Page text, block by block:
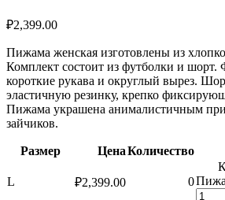
₽2,399.00
Пижама женская изготовлены из
Комплект состоит из футболки и шорт.
короткие рукава и округлый вырез.
эластичную резинку, крепко
Пижама украшена анималистичным
зайчиков.
Размер ЦенаКоличество
L ₽2,399.00 0